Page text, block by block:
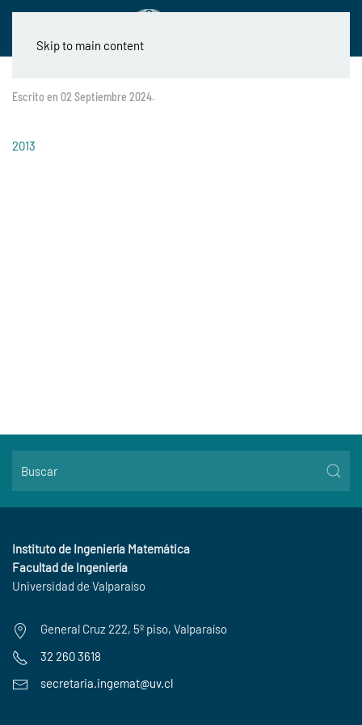
Skip to main content
Escrito en 02 Septiembre 2024.
2013
Instituto de Ingeniería Matemática
Facultad de Ingeniería
Universidad de Valparaíso
General Cruz 222, 5º piso, Valparaíso
32 260 3618
secretaria.ingemat@uv.cl